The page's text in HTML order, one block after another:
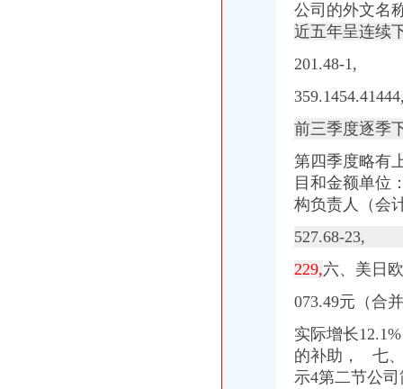
渝开发：2008年半年度报告_渝开发（000514）_公告正文_财经_中国网
【成都中国联通德和代理店酒店】成都中国联通德和代理店酒店预订_
重庆云县重庆营业执照代办企业合并分立登记注册申请方式_重庆工
【重庆渝北周边公司注册_重庆渝北周边工商注册_重庆渝北周边企业注
公司的外文名
近五年呈连续
201.48-1,
前三季度逐季
第四季度略有
目和金额单位
构负责人（会
527.68-23,
229,六、 美日
073.49元（合
实际增长
的补助， 七、
示4第二节公